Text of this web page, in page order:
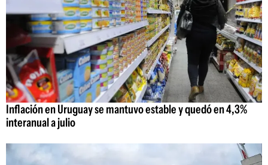
Inflación en Uruguay se mantuvo estable y quedó en 4,3%
interanual a julio